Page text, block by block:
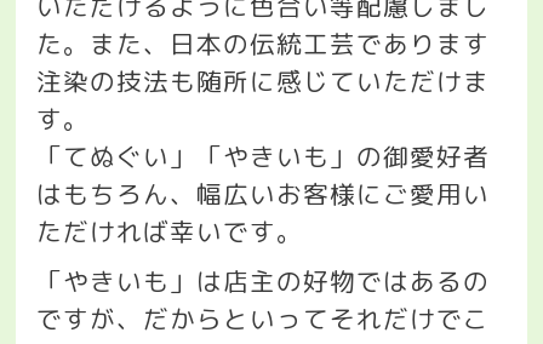
た。また、日本の伝統工芸であります
注染の技法も随所に感じていただけま
す。
「てぬぐい」「やきいも」の御愛好者
はもちろん、幅広いお客様にご愛用い
ただければ幸いです。
「やきいも」は店主の好物ではあるの
ですが、だからといってそれだけでこ